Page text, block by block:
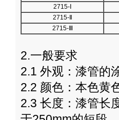
2715-Ⅰ
2715-Ⅱ
2715-Ⅲ
2.一般要求
2.1 外观：漆管的
2.2 颜色：本色黄
2.3 长度：漆管长